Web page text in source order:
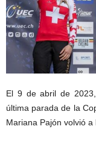
El 9 de abril de
última parada de la
Mariana Pajón volvió